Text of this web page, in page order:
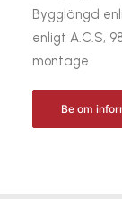
Bygglängd
enligt A.C.S,
montage.
Be om